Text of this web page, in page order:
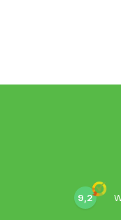
9,2